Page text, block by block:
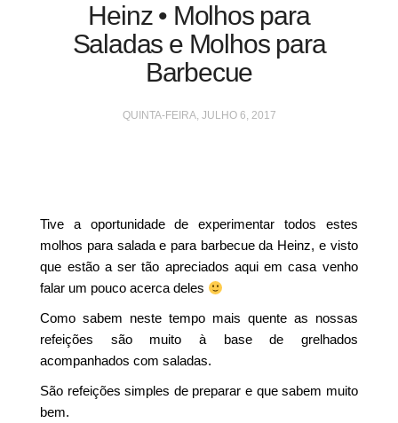
Heinz • Molhos para
Saladas e Molhos para
Barbecue
QUINTA-FEIRA, JULHO 6, 2017
Tive a oportunidade de experimentar todos estes
molhos para salada e para barbecue da Heinz, e visto
que estão a ser tão apreciados aqui em casa venho
falar um pouco acerca deles
Como sabem neste tempo mais quente as nossas
refeições são muito à base de grelhados
acompanhados com saladas.
São refeições simples de preparar e que sabem muito
bem.